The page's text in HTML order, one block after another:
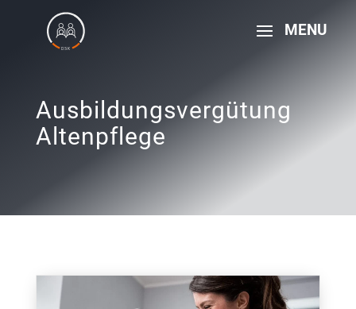
Ausbildungsvergütung
Altenpflege